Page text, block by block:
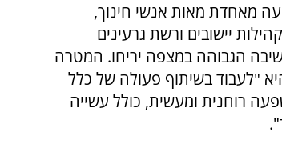
מאחדת מאות אנשי חינוך,
יישובים ורשת גרעינים
הגבוהה במצפה יריחו. המטרה
"לעבוד בשיתוף פעולה של כלל
רוחנית ומעשית, כולל עשייה